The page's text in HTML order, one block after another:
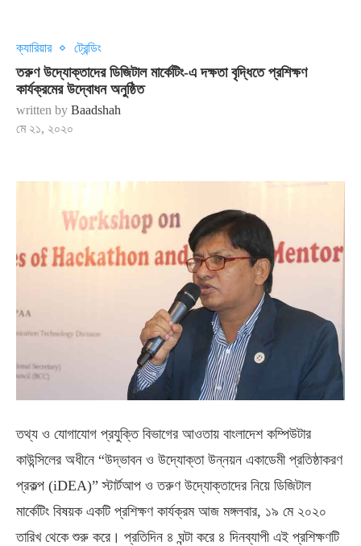
ক্যারিয়ার ট্রেন্ডিং
তরুণ উদ্যোক্তাদের ডিজিটাল মার্কেটিং-এ দক্ষতা বৃদ্ধিতে প্রশিক্ষণ
কার্যক্রমের উদ্বোধন অনুষ্ঠিত
written by Baadshah
মে ২১, ২০২০
তথ্য ও যোগাযোগ প্রযুক্তি বিভাগের আওতায় বাংলাদেশ কম্পিউটার
কাউন্সিলের অধীনে “উদ্ভাবন ও উদ্যোক্তা উন্নয়ন একাডেমী প্রতিষ্ঠাকরণ
প্রকল্প (iDEA)” স্টার্টআপ ও তরুণ উদ্যোক্তাদের নিয়ে ডিজিটাল
মার্কেটিং বিষয়ক একটি প্রশিক্ষণ কার্যক্রম আজ মঙ্গলবার, ১৯ মে ২০২০
তারিখ থেকে শুরু করে। প্রতিদিন ৪ ঘন্টা করে ৪ দিনব্যাপী এই প্রশিক্ষণটি